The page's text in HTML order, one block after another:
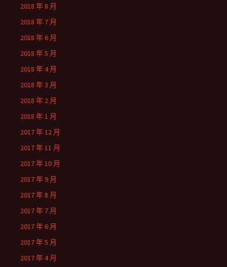
2018 年 8 月
2018 年 7 月
2018 年 6 月
2018 年 5 月
2018 年 4 月
2018 年 3 月
2018 年 2 月
2018 年 1 月
2017 年 12 月
2017 年 11 月
2017 年 10 月
2017 年 9 月
2017 年 8 月
2017 年 7 月
2017 年 6 月
2017 年 5 月
2017 年 4 月